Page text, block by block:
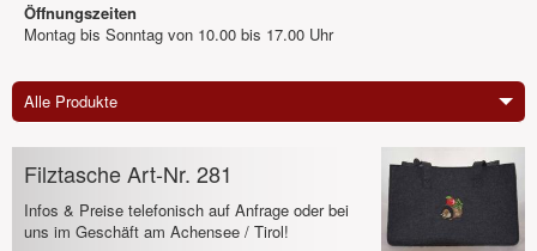
Öffnungszeiten
Montag bis Sonntag von 10.00 bis 17.00 Uhr
Alle Produkte
Filztasche Art-Nr. 281
Infos & Preise telefonisch auf Anfrage oder bei
uns im Geschäft am Achensee / Tirol!